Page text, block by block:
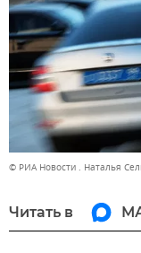
© РИА Новости . Наталья
Читать в